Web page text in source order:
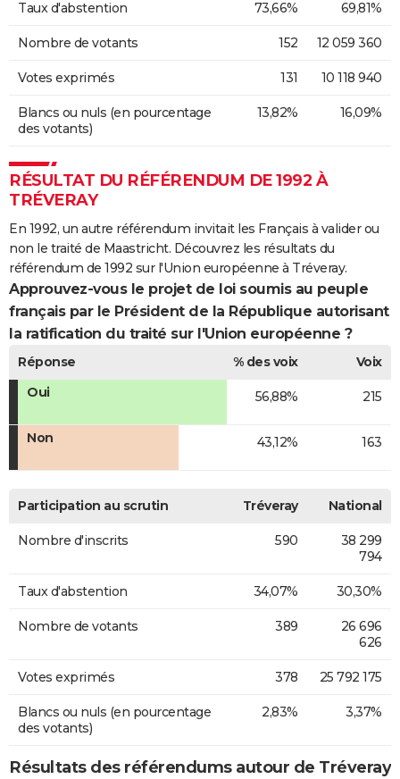
Taux d'abstention 73,66% 69,81%
Nombre de votants 152 12 059 360
Votes exprimés 131 10 118 940
Blancs ou nuls (en pourcentage
des votants)
13,82% 16,09%
RÉSULTAT DU RÉFÉRENDUM DE 1992 À
TRÉVERAY
En 1992, un autre référendum invitait les Français à valider ou
non le traité de Maastricht. Découvrez les résultats du
référendum de 1992 sur l'Union européenne à Tréveray.
Approuvez-vous le projet de loi soumis au peuple
français par le Président de la République autorisant
la ratification du traité sur l'Union européenne ?
Réponse % des voix
Voix
Oui
56,88% 215
Non 43,12% 163
Participation au scrutin Tréveray National
Nombre d'inscrits 590
38 299
794
Taux d'abstention 34,07% 30,30%
Nombre de votants 389
26 696
626
Votes exprimés 378 25 792 175
Blancs ou nuls (en pourcentage
des votants)
2,83% 3,37%
Résultats des référendums autour de Tréveray